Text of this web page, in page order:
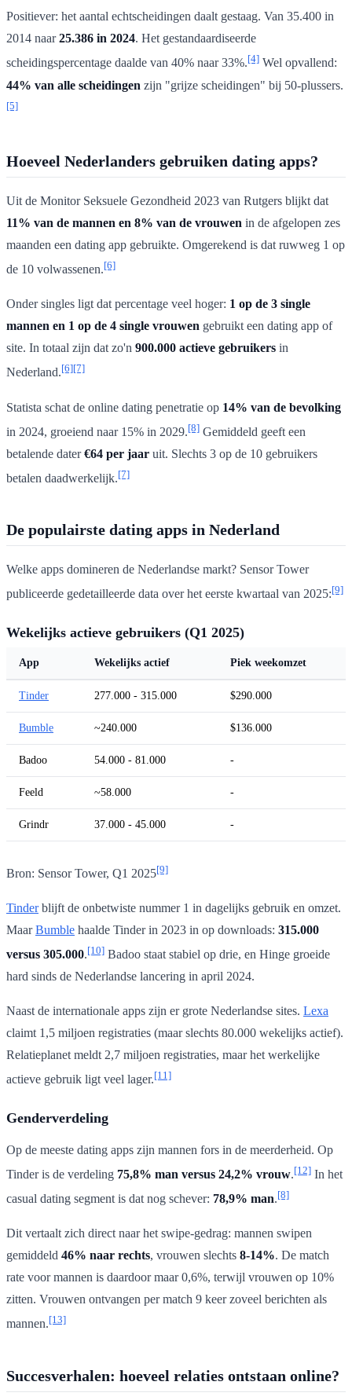
Positiever: het aantal echtscheidingen daalt gestaag. Van 35.400 in
2014 naar25.386 in 2024. Het gestandaardiseerde
scheidingspercentage daalde van 40% naar 33%.[4] Wel opvallend:
44% van alle scheidingen zijn "grijze scheidingen" bij 50-plussers.
[5]
Hoeveel Nederlanders gebruiken dating apps?
Uit de Monitor Seksuele Gezondheid 2023 van Rutgers blijkt dat
11% van de mannen en 8% van de vrouwen in de afgelopen zes
maanden een dating app gebruikte. Omgerekend is dat ruwweg 1 op
de 10 volwassenen.[6]
Onder singles ligt dat percentage veel hoger: 1 op de 3 single
mannen en 1 op de 4 single vrouwen gebruikt een dating app of
site. In totaal zijn dat zo'n 900.000 actieve gebruikers in
Nederland.[6][7]
Statista schat de online dating penetratie op 14% van de bevolking
in 2024, groeiend naar 15% in 2029.[8] Gemiddeld geeft een
betalende dater€64 per jaar uit. Slechts 3 op de 10 gebruikers
betalen daadwerkelijk.[7]
De populairste dating apps in Nederland
Welke apps domineren de Nederlandse markt? Sensor Tower
publiceerde gedetailleerde data over het eerste kwartaal van 2025:[9]
Wekelijks actieve gebruikers (Q1 2025)
App Wekelijks actief Piek weekomzet
Tinder 277.000 - 315.000 $290.000
Bumble ~240.000 $136.000
Badoo 54.000 - 81.000 -
Feeld ~58.000 -
Grindr 37.000 - 45.000 -
Bron: Sensor Tower, Q1 2025[9]
Tinderblijft de onbetwiste nummer 1 in dagelijks gebruik en omzet.
MaarBumble haalde Tinder in 2023 in op downloads: 315.000
versus 305.000.[10] Badoo staat stabiel op drie, en Hinge groeide
hard sinds de Nederlandse lancering in april 2024.
Naast de internationale apps zijn er grote Nederlandse sites. Lexa
claimt 1,5 miljoen registraties (maar slechts 80.000 wekelijks actief).
Relatieplanet meldt 2,7 miljoen registraties, maar het werkelijke
actieve gebruik ligt veel lager.[11]
Genderverdeling
Op de meeste dating apps zijn mannen fors in de meerderheid. Op
Tinder is de verdeling 75,8% man versus 24,2% vrouw.[12] In het
casual dating segment is dat nog schever: 78,9% man.[8]
Dit vertaalt zich direct naar het swipe-gedrag: mannen swipen
gemiddeld 46% naar rechts, vrouwen slechts 8-14%. De match
rate voor mannen is daardoor maar 0,6%, terwijl vrouwen op 10%
zitten. Vrouwen ontvangen per match 9 keer zoveel berichten als
mannen.[13]
Succesverhalen: hoeveel relaties ontstaan online?